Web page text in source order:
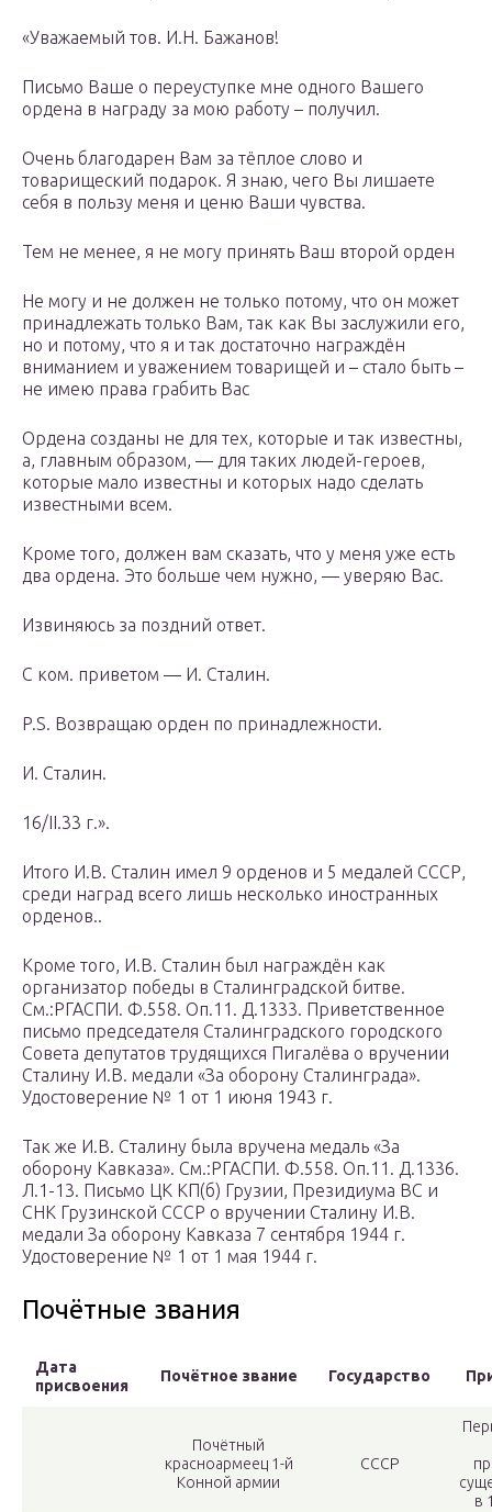
«Уважаемый тов. И.Н. Бажанов!
Письмо Ваше о переуступке мне одного Вашего
ордена в награду за мою работу – получил.
Очень благодарен Вам за тёплое слово и
товарищеский подарок. Я знаю, чего Вы лишаете
себя в пользу меня и ценю Ваши чувства.
Тем не менее, я не могу принять Ваш второй орден
Не могу и не должен не только потому, что он может
принадлежать только Вам, так как Вы заслужили его,
но и потому, что я и так достаточно награждён
вниманием и уважением товарищей и – стало быть –
не имею права грабить Вас
Ордена созданы не для тех, которые и так известны,
а, главным образом, — для таких людей-героев,
которые мало известны и которых надо сделать
известными всем.
Кроме того, должен вам сказать, что у меня уже есть
два ордена. Это больше чем нужно, — уверяю Вас.
Извиняюсь за поздний ответ.
С ком. приветом — И. Сталин.
P.S. Возвращаю орден по принадлежности.
И. Сталин.
16/II.33 г.».
Итого И.В. Сталин имел 9 орденов и 5 медалей СССР,
среди наград всего лишь несколько иностранных
орденов..
Кроме того, И.В. Сталин был награждён как
организатор победы в Сталинградской битве.
См.:РГАСПИ. Ф.558. Оп.11. Д.1333. Приветственное
письмо председателя Сталинградского городского
Совета депутатов трудящихся Пигалёва о вручении
Сталину И.В. медали «За оборону Сталинграда».
Удостоверение № 1 от 1 июня 1943 г.
Так же И.В. Сталину была вручена медаль «За
оборону Кавказа». См.:РГАСПИ. Ф.558. Оп.11. Д.1336.
Л.1-13. Письмо ЦК КП(б) Грузии, Президиума ВС и
СНК Грузинской СССР о вручении Сталину И.В.
медали За оборону Кавказа 7 сентября 1944 г.
Удостоверение № 1 от 1 мая 1944 г.
Почётные звания
Дата
присвоения
Почётное звание Государство
Почётный
красноармеец 1-й
Конной армии
СССР
в